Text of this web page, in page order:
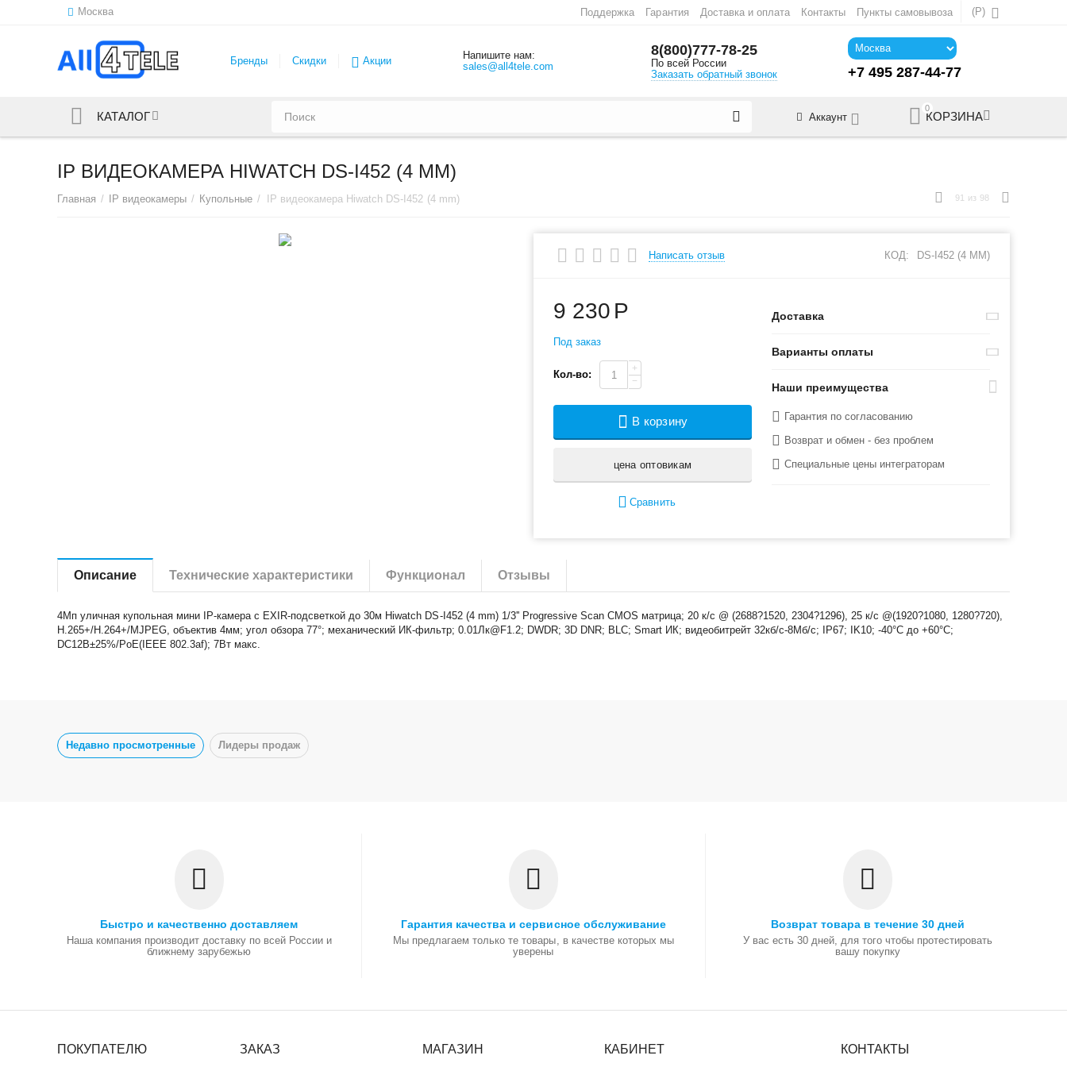
Москва (Р)
Поддержка Гарантия Доставка и оплата Контакты Пункты самовывоза
Бренды Скидки Акции
Напишите нам:
sales@all4tele.com
8(800)777-78-25
По всей России
Заказать обратный звонок
+7 495 287-44-77
КАТАЛОГ
0
КОРЗИНА
Аккаунт
IP ВИДЕОКАМЕРА HIWATCH DS-I452 (4 MM)
Главная / IP видеокамеры / Купольные / IP видеокамера Hiwatch DS-I452 (4 mm) 91 из 98
Написать отзыв КОД: DS-I452 (4 MM)
9 230 Р
Под заказ
Кол-во:
+
−
В корзину
цена оптовикам
Сравнить
Доставка
Варианты оплаты
Наши преимущества
Гарантия по согласованию
Возврат и обмен - без проблем
Специальные цены интеграторам
Описание Технические характеристики Функционал Отзывы
4Мп уличная купольная мини IP-камера с EXIR-подсветкой до 30м Hiwatch DS-I452 (4 mm) 1/3'' Progressive Scan CMOS матрица; 20 к/с @ (2688?1520, 2304?1296), 25 к/с @(1920?1080, 1280?720),
H.265+/H.264+/MJPEG, объектив 4мм; угол обзора 77°; механический ИК-фильтр; 0.01Лк@F1.2; DWDR; 3D DNR; BLC; Smart ИК; видеобитрейт 32кб/с-8Мб/с; IP67; IK10; -40°C до +60°C;
DC12В±25%/PoE(IEEE 802.3af); 7Вт макс.
Недавно просмотренные Лидеры продаж
Быстро и качественно доставляем
Наша компания производит доставку по всей России и
ближнему зарубежью
Гарантия качества и сервисное обслуживание
Мы предлагаем только те товары, в качестве которых мы
уверены
Возврат товара в течение 30 дней
У вас есть 30 дней, для того чтобы протестировать
вашу покупку
ПОКУПАТЕЛЮ ЗАКАЗ МАГАЗИН КАБИНЕТ КОНТАКТЫ